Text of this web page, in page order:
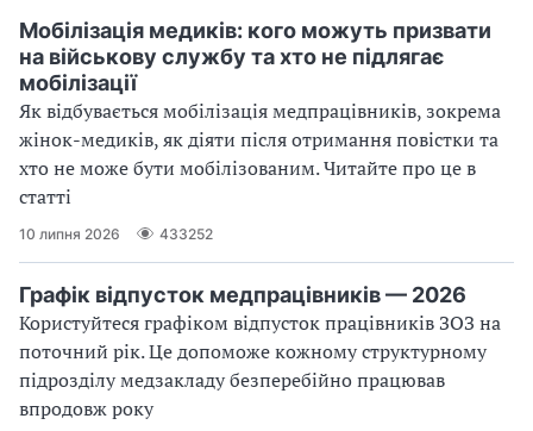
Мобілізація медиків: кого можуть призвати
на військову службу та хто не підлягає
мобілізації
Як відбувається мобілізація медпрацівників, зокрема
жінок-медиків, як діяти після отримання повістки та
хто не може бути мобілізованим. Читайте про це в
статті
10 липня 2026 433252
Графік відпусток медпрацівників — 2026
Користуйтеся графіком відпусток працівників ЗОЗ на
поточний рік. Це допоможе кожному структурному
підрозділу медзакладу безперебійно працював
впродовж року